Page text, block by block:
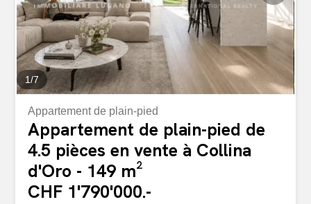
organisée. L'appartement occupe tout le dernier étage du
bâtiment et présente une surface brute de plancher
d'environ 149 mètres carrés. L'orientation sud-ouest et...
1/7
Appartement de plain-pied
Appartement de plain-pied de
4.5 pièces en vente à Collina
d'Oro - 149 m²
CHF 1'790'000.-